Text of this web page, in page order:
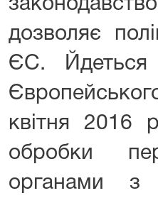
дозволяє
ЄС. Йдеться
квітня 2016
обробки
органами з